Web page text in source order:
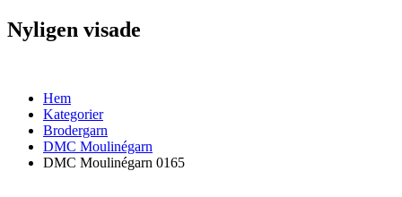
Nyligen visade
Hem
Kategorier
Brodergarn
DMC Moulinégarn
DMC Moulinégarn 0165